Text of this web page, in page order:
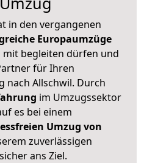
in den vergangenen
Europaumzüge
mit begleiten dürfen und
für Ihren
nach Allschwil. Durch
im Umzugssektor
es bei einem
Umzug von
zuverlässigen
ans Ziel.